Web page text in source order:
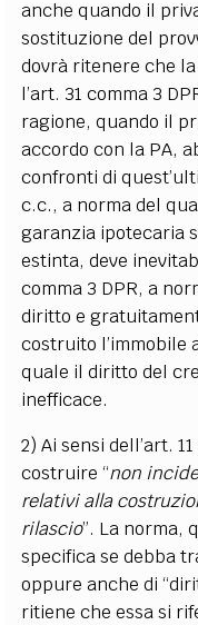
anche quando il
sostituzione del
dovrà ritenere che
l’art. 31 comma 3
ragione, quando il
accordo con la PA,
confronti di
c.c., a norma del
garanzia ipotecaria
estinta, deve
comma 3 DPR, a
diritto e
costruito l’immobile
quale il diritto del
inefficace.
2) Ai sensi dell’art.
costruire “non
relativi alla
rilascio”. La norma,
specifica se debba
oppure anche di
ritiene che essa si